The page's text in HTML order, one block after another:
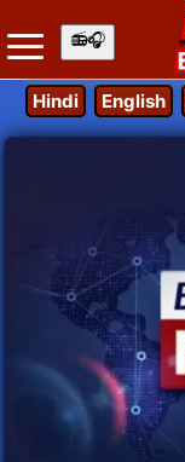
Hindi English